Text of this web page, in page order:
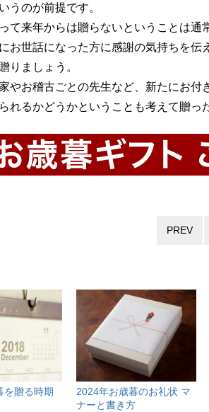
うのが前提です。
て来年からは贈らないということは通
お世話になった方に感謝の気持ちを
りましょう。
やお稽古ごとの先生など、新たにお
れるかどうかということも考えて贈っ
PREV
を贈る時期
2024年お歳暮のお礼状 マ
ナーと書き方